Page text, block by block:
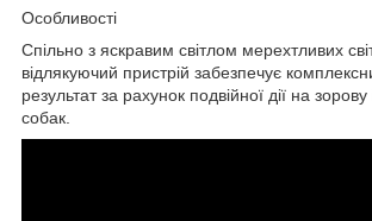
Особливості
Спільно з яскравим світлом мерехтливих
відлякуючий пристрій забезпечує
результат за рахунок подвійної дії на
собак.